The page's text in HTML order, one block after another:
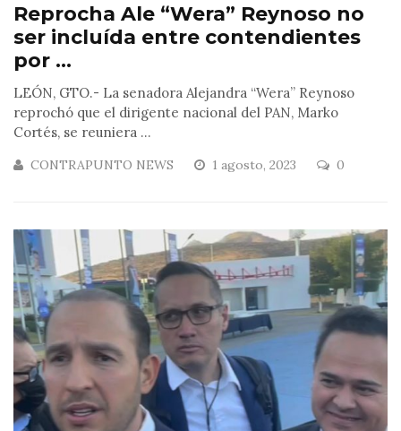
Reprocha Ale “Wera” Reynoso no
ser incluída entre contendientes
por ...
LEÓN, GTO.- La senadora Alejandra “Wera” Reynoso
reprochó que el dirigente nacional del PAN, Marko
Cortés, se reuniera ...
CONTRAPUNTO NEWS 1 agosto, 2023 0